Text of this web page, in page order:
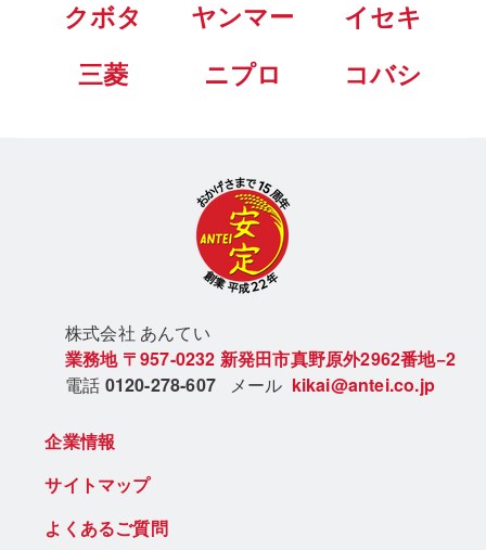
クボタ ヤンマー
イセキ
三菱
ニプロ コバシ
株式会社 あんてい
業務地 〒957-0232 新発田市真野原外2962番地−2
電話 0120-278-607 メール kikai@antei.co.jp
企業情報
サイトマップ
よくあるご質問